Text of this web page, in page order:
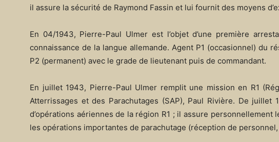
il assure la sécurité de Raymond Fassin et lui fournit des moyens
En 04/1943, Pierre-Paul Ulmer est l’objet d’une première
connaissance de la langue allemande. Agent P1 (occasionnel) du
P2 (permanent) avec le grade de lieutenant puis de commandant.
En juillet 1943, Pierre-Paul Ulmer remplit une mission en R1
Atterrissages et des Parachutages (SAP), Paul Rivière. De
d’opérations aériennes de la région R1 ; il assure personnellement
les opérations importantes de parachutage (réception de